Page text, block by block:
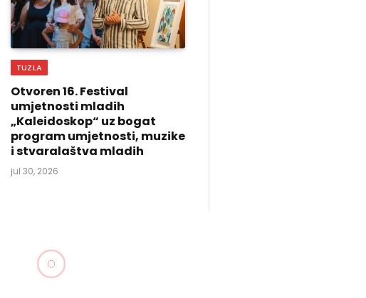
TUZLA
Otvoren 16. Festival
umjetnosti mladih
„Kaleidoskop“ uz bogat
program umjetnosti, muzike
i stvaralaštva mladih
jul 30, 2026